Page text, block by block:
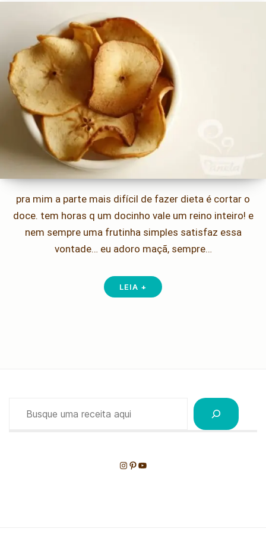
pra mim a parte mais difícil de fazer dieta é cortar o
doce. tem horas q um docinho vale um reino inteiro! e
nem sempre uma frutinha simples satisfaz essa
vontade… eu adoro maçã, sempre…
LEIA +
Instagram
Pinterest
Youtube